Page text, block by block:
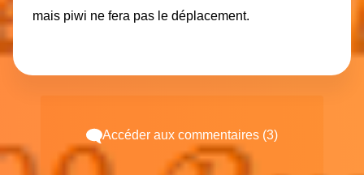
mais piwi ne fera pas le déplacement.
Accéder aux commentaires (3)